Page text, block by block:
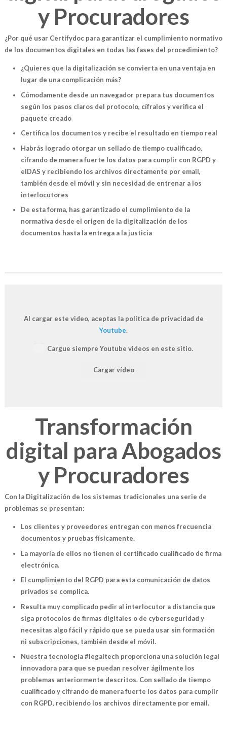
y Procuradores
¿Por qué usar Certifydoc para garantizar el cumplimiento normativo
de los documentos digitales en todas las fases del procedimiento?
¿Quieres que la digitalización se convierta en una ventaja en
lugar de una complicación más?
Cómodamente desde un navegador prepara tus documentos
según los pasos claros del protocolo, cífralos y verifica el
paquete creado
Certifica los documentos y recibe el resultado en tiempo real
Habrás logrado otorgar un sellado de tiempo cualificado,
cifrando de manera fuerte los datos para cumplir con RGPD y
eIDAS y recibiendo los archivos directamente por email,
también desde el móvil y sin necesidad de entrenar a los
interlocutores
De esta forma, has garantizado el cumplimiento de la
normativa desde el origen de la digitalización de los
documentos hasta la entrega a la justicia
Al cargar este video, aceptas la política de privacidad de
Youtube.
Cargue siempre Youtube videos en este sitio.
Cargar vídeo
Transformación
digital para Abogados
y Procuradores
Con la Digitalización de los sistemas tradicionales una serie de
problemas se presentan:
Los clientes y proveedores entregan con menos frecuencia
documentos y pruebas físicamente.
La mayoría de ellos no tienen el certificado cualificado de firma
electrónica.
El cumplimiento del RGPD para esta comunicación de datos
privados se complica.
Resulta muy complicado pedir al interlocutor a distancia que
siga protocolos de firmas digitales o de cyberseguridad y
necesitas algo fácil y rápido que se pueda usar sin formación
ni subscripciones, también desde el móvil.
Nuestra tecnología #legaltech proporciona una solución legal
innovadora para que se puedan resolver ágilmente los
problemas anteriormente descritos. Con sellado de tiempo
cualificado y cifrando de manera fuerte los datos para cumplir
con RGPD, recibiendo los archivos directamente por email.